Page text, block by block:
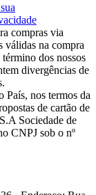
compras via
válidas na compra
dos nossos
divergências de
País, nos termos da
de cartão de
Sociedade de
CNPJ sob o nº